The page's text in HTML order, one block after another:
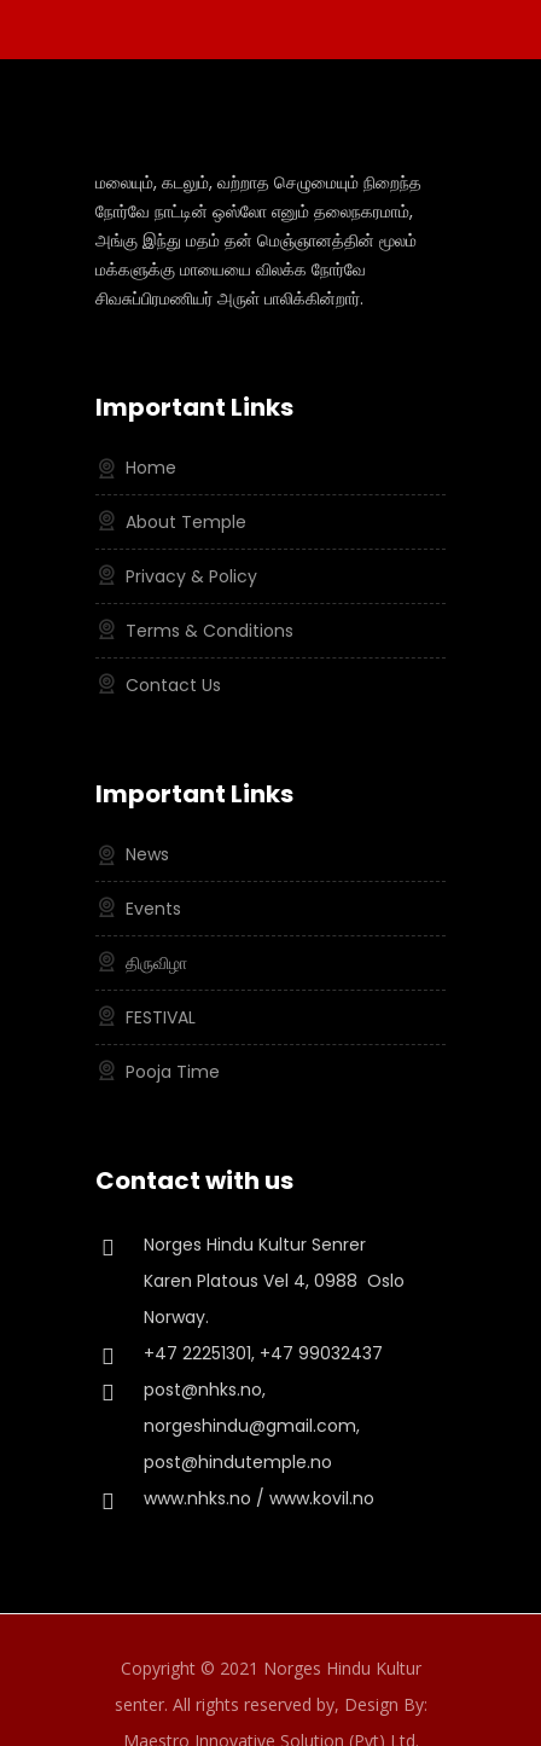
மலையும், கடலும், வற்றாத செழுமையும் நிறைந்த
நோர்வே நாட்டின் ஒஸ்லோ எனும் தலைநகரமாம்,
அங்கு இந்து மதம் தன் மெஞ்ஞானத்தின் மூலம்
மக்களுக்கு மாயையை விலக்க நோர்வே
சிவசுப்பிரமணியர் அருள் பாலிக்கின்றார்.
Important Links
Home
About Temple
Privacy & Policy
Terms & Conditions
Contact Us
Important Links
News
Events
திருவிழா
FESTIVAL
Pooja Time
Contact with us
Norges Hindu Kultur Senrer
Karen Platous Vel 4, 0988 Oslo
Norway.
+47 22251301, +47 99032437
post@nhks.no,
norgeshindu@gmail.com,
post@hindutemple.no
www.nhks.no / www.kovil.no
Copyright © 2021 Norges Hindu Kultur
senter. All rights reserved by, Design By:
Maestro Innovative Solution (Pvt) Ltd.